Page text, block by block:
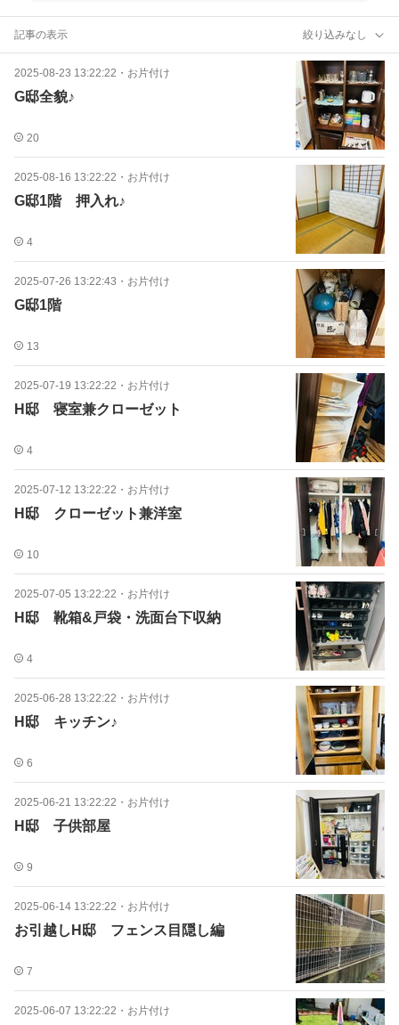
記事の表示 絞り込みなし
2025-08-23 13:22:22 ・ お片付け
G邸全貌♪
20
2025-08-16 13:22:22 ・ お片付け
G邸1階 押入れ♪
4
2025-07-26 13:22:43 ・ お片付け
G邸1階
13
2025-07-19 13:22:22 ・ お片付け
H邸 寝室兼クローゼット
4
2025-07-12 13:22:22 ・ お片付け
H邸 クローゼット兼洋室
10
2025-07-05 13:22:22 ・ お片付け
H邸 靴箱&戸袋・洗面台下収納
4
2025-06-28 13:22:22 ・ お片付け
H邸 キッチン♪
6
2025-06-21 13:22:22 ・ お片付け
H邸 子供部屋
9
2025-06-14 13:22:22 ・ お片付け
お引越しH邸 フェンス目隠し編
7
2025-06-07 13:22:22 ・ お片付け